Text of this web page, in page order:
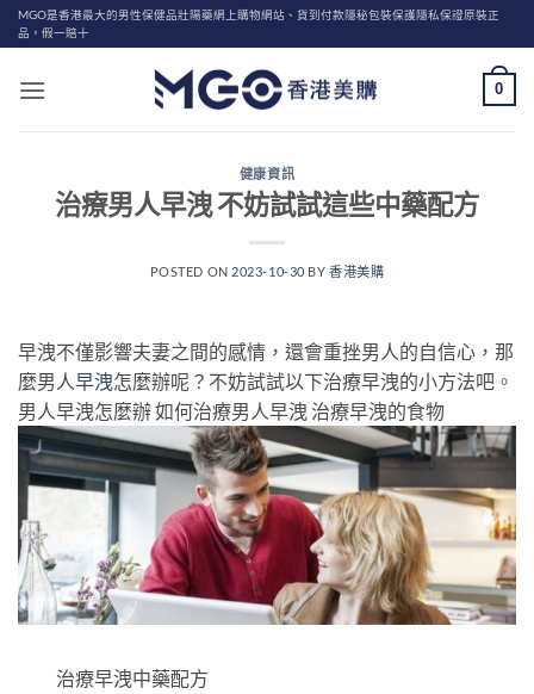
Skip
to
MGO是香港最大的男性保健品壯陽藥網上購物網站、貨到付款隱秘包裝保護隱私保證原裝正
品，假一賠十
0
健康資訊
治療男人早洩 不妨試試這些中藥配方
POSTED ON 2023-10-30 BY香港美購
早洩不僅影響夫妻之間的感情，還會重挫男人的自信心，那
麼男人早洩怎麼辦呢？不妨試試以下治療早洩的小方法吧。
男人早洩怎麼辦 如何治療男人早洩 治療早洩的食物
治療早洩中藥配方